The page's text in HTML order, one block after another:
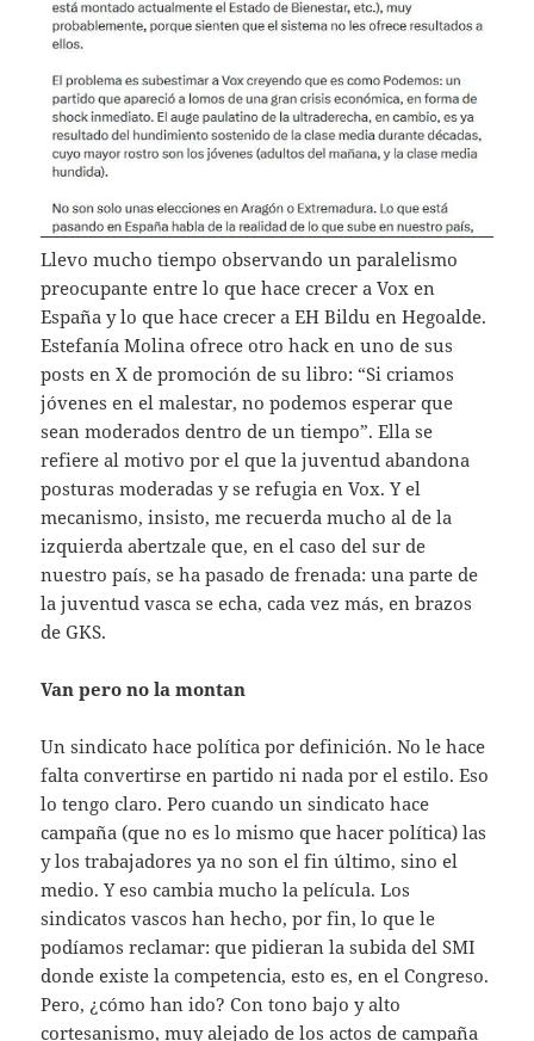
Llevo mucho tiempo observando un paralelismo
preocupante entre lo que hace crecer a Vox en
España y lo que hace crecer a EH Bildu en Hegoalde.
Estefanía Molina ofrece otro hack en uno de sus
posts en X de promoción de su libro: “Si criamos
jóvenes en el malestar, no podemos esperar que
sean moderados dentro de un tiempo”. Ella se
refiere al motivo por el que la juventud abandona
posturas moderadas y se refugia en Vox. Y el
mecanismo, insisto, me recuerda mucho al de la
izquierda abertzale que, en el caso del sur de
nuestro país, se ha pasado de frenada: una parte de
la juventud vasca se echa, cada vez más, en brazos
de GKS.
Van pero no la montan
Un sindicato hace política por definición. No le hace
falta convertirse en partido ni nada por el estilo. Eso
lo tengo claro. Pero cuando un sindicato hace
campaña (que no es lo mismo que hacer política) las
y los trabajadores ya no son el fin último, sino el
medio. Y eso cambia mucho la película. Los
sindicatos vascos han hecho, por fin, lo que le
podíamos reclamar: que pidieran la subida del SMI
donde existe la competencia, esto es, en el Congreso.
Pero, ¿cómo han ido? Con tono bajo y alto
cortesanismo, muy alejado de los actos de campaña